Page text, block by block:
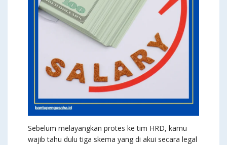
Sebelum melayangkan protes ke tim HRD, kamu
wajib tahu dulu tiga skema yang di akui secara legal